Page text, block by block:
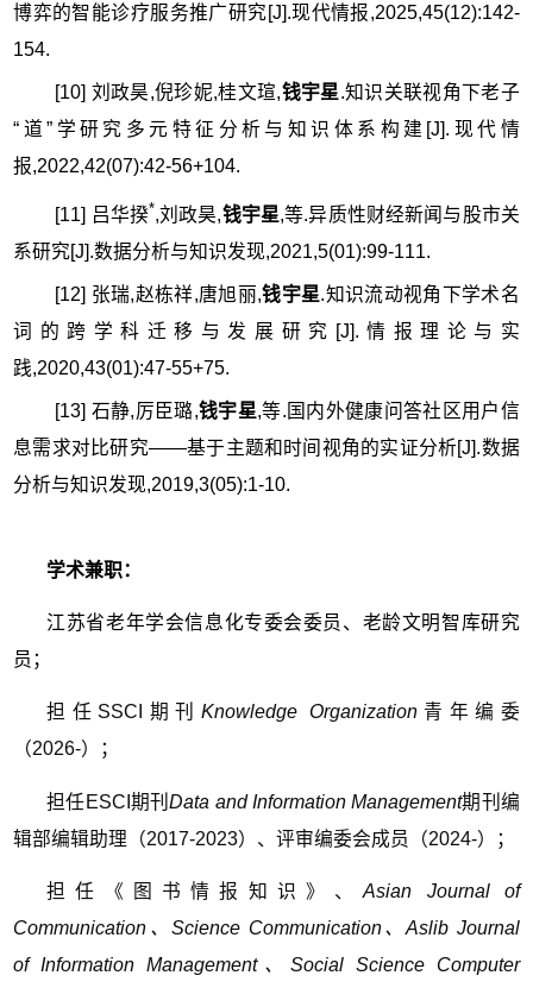
博弈的智能诊疗服务推广研究[J].现代情报,2025,45(12):142-
154.
[10] 刘政昊,倪珍妮,桂文瑄,钱宇星.知识关联视角下老子
“道”学研究多元特征分析与知识体系构建[J].现代情
报,2022,42(07):42-56+104.
[11] 吕华揆*,刘政昊,钱宇星,等.异质性财经新闻与股市关
系研究[J].数据分析与知识发现,2021,5(01):99-111.
[12] 张瑞,赵栋祥,唐旭丽,钱宇星.知识流动视角下学术名
词的跨学科迁移与发展研究[J].情报理论与实
践,2020,43(01):47-55+75.
[13] 石静,厉臣璐,钱宇星,等.国内外健康问答社区用户信
息需求对比研究——基于主题和时间视角的实证分析[J].数据
分析与知识发现,2019,3(05):1-10.
学术兼职：
江苏省老年学会信息化专委会委员、老龄文明智库研究
员；
担任SSCI期刊 Knowledge Organization青年编委
（2026-）；
担任ESCI期刊Data and Information Management期刊编
辑部编辑助理（2017-2023）、评审编委会成员（2024-）；
担任《图书情报知识》、Asian Journal of
Communication、Science Communication、Aslib Journal
of Information Management、 Social Science Computer